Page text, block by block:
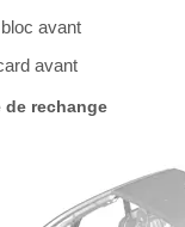
bloc avant
avant
rechange